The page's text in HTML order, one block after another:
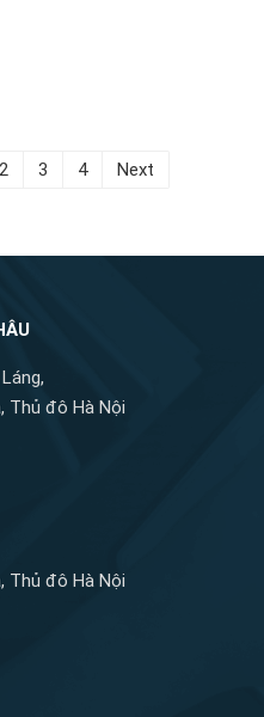
2 3 4 Next
Thủ đô Hà Nội
Thủ đô Hà Nội